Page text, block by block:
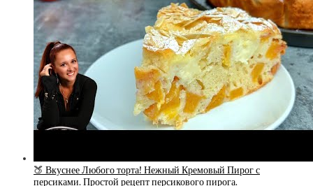
🍑 Вкуснее Любого торта! Нежный Кремовый Пирог с
персиками. Простой рецепт персикового пирога.